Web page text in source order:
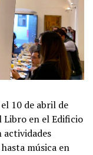
10 de abril de
Libro en el Edificio
actividades
música en